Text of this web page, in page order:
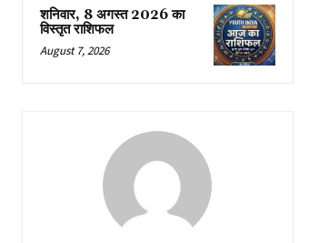
शनिवार, 8 अगस्त 2026 का
विस्तृत राशिफल
August 7, 2026